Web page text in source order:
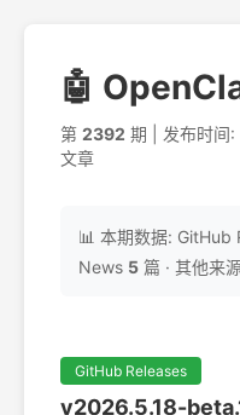
🤖
第 2392 期 | 发布时
文章
📊 本期数据: GitHub
News 5 篇 · 其他来
GitHub Releases
v2026.5.18-